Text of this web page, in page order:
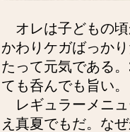
オレは子どもの頃
かわりケガばっか
たって元気である
ても呑んでも旨
レギュラーメニュ
え真夏でもだ。な